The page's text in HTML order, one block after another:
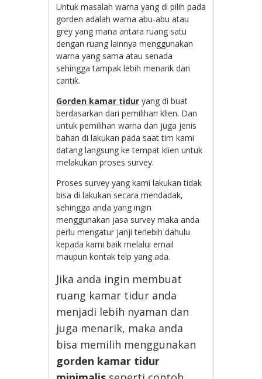
Untuk masalah warna yang di pilih pada
gorden adalah warna abu-abu atau
grey yang mana antara ruang satu
dengan ruang lainnya menggunakan
warna yang sama atau senada
sehingga tampak lebih menarik dan
cantik.
Gorden kamar tidur yang di buat
berdasarkan dari pemilihan klien. Dan
untuk pemilihan warna dan juga jenis
bahan di lakukan pada saat tim kami
datang langsung ke tempat klien untuk
melakukan proses survey.
Proses survey yang kami lakukan tidak
bisa di lakukan secara mendadak,
sehingga anda yang ingin
menggunakan jasa survey maka anda
perlu mengatur janji terlebih dahulu
kepada kami baik melalui email
maupun kontak telp yang ada.
Jika anda ingin membuat
ruang kamar tidur anda
menjadi lebih nyaman dan
juga menarik, maka anda
bisa memilih menggunakan
gorden kamar tidur